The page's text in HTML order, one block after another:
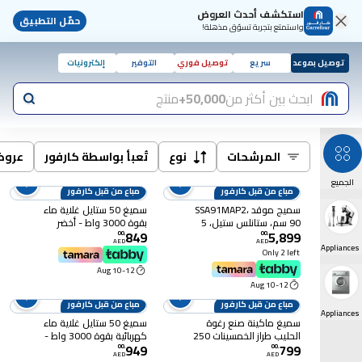
استكشف أحدث العروض
واستمتع بتجربة تسوّق مذهلة! حمّل التطبيق
توصيل بموعد سريع توصيل فوري التوفير إلكترونيات
ابحث بين أكثر من50,000+ منتج
الجميع
Small Appliances
Large Appliances
المرشحات نوع تُعبأ بواسطة كارفور
مباع من قبل كارفور
سميج موقد SSA91MAP2،
90 سم، ستانلس ستيل، 5
شعلات - حديد زهر
5,899
.
00
AED
Only 2 left
10-12 Aug
مباع من قبل كارفور
سميغ 50 ستايل غلاية ماء
بقوة 3000 واط - أخضر
باستيل KLF04PGUK
849
.
00
AED
10-12 Aug
مباع من قبل كارفور
سميغ ماكينة صنع رغوة
الحليب طراز الخمسينات 250
799
.
00
AED
مباع من قبل كارفور
سميغ 50 ستايل غلاية ماء
كهربائية بقوة 3000 واط -
أسود KLF03BLMUK
949
.
00
AED